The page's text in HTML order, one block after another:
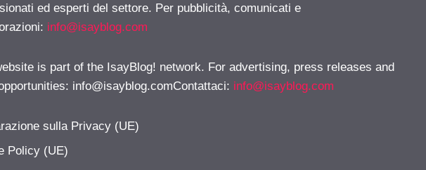
ed esperti del settore. Per pubblicità, comunicati e
info@isayblog.com
is part of the IsayBlog! network. For advertising, press releases and
info@isayblog.comContattaci: info@isayblog.com
sulla Privacy (UE)
Policy (UE)